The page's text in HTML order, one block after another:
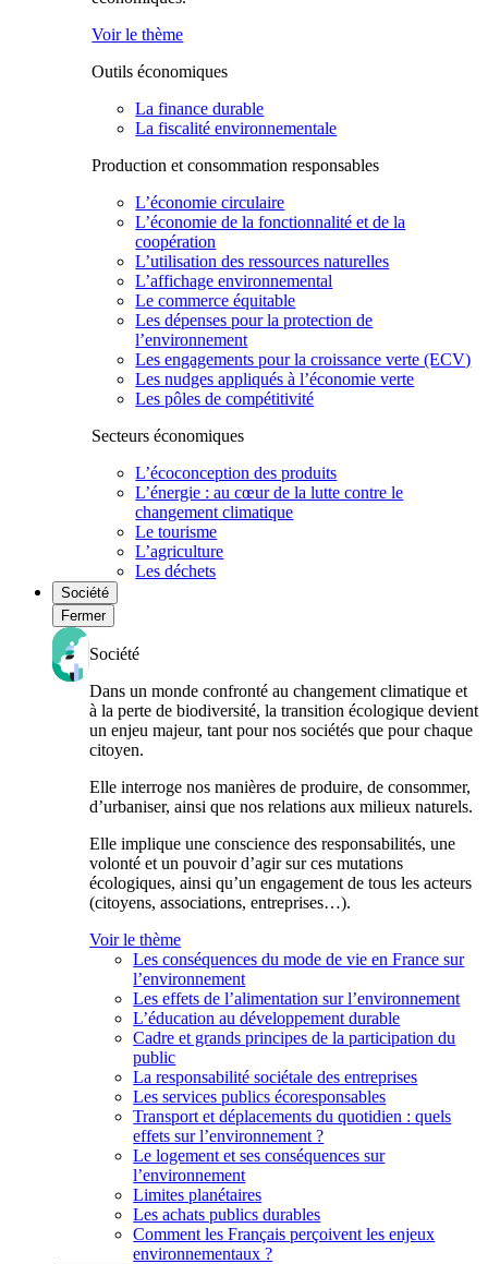
Voir le thème
Outils économiques
La finance durable
La fiscalité environnementale
Production et consommation responsables
L’économie circulaire
L’économie de la fonctionnalité et de la
coopération
L’utilisation des ressources naturelles
L’affichage environnemental
Le commerce équitable
Les dépenses pour la protection de
l’environnement
Les engagements pour la croissance verte (ECV)
Les nudges appliqués à l’économie verte
Les pôles de compétitivité
Secteurs économiques
L’écoconception des produits
L’énergie : au cœur de la lutte contre le
changement climatique
Le tourisme
L’agriculture
Les déchets
Société
Fermer
Société
Dans un monde confronté au changement climatique et
à la perte de biodiversité, la transition écologique devient
un enjeu majeur, tant pour nos sociétés que pour chaque
citoyen.
Elle interroge nos manières de produire, de consommer,
d’urbaniser, ainsi que nos relations aux milieux naturels.
Elle implique une conscience des responsabilités, une
volonté et un pouvoir d’agir sur ces mutations
écologiques, ainsi qu’un engagement de tous les acteurs
(citoyens, associations, entreprises…).
Voir le thème
Les conséquences du mode de vie en France sur
l’environnement
Les effets de l’alimentation sur l’environnement
L’éducation au développement durable
Cadre et grands principes de la participation du
public
La responsabilité sociétale des entreprises
Les services publics écoresponsables
Transport et déplacements du quotidien : quels
effets sur l’environnement ?
Le logement et ses conséquences sur
l’environnement
Limites planétaires
Les achats publics durables
Comment les Français perçoivent les enjeux
environnementaux ?